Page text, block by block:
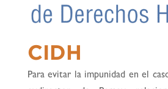
CIDH
Para evitar la impunidad en el